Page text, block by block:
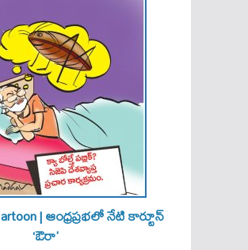
| ఆంధ్రప్రభలో నేటి కార్టూన్
‘ఔరా’